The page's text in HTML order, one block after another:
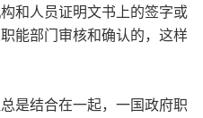
和人员证明文书上的签字或
能部门审核和确认的，这样
是结合在一起，一国政府职